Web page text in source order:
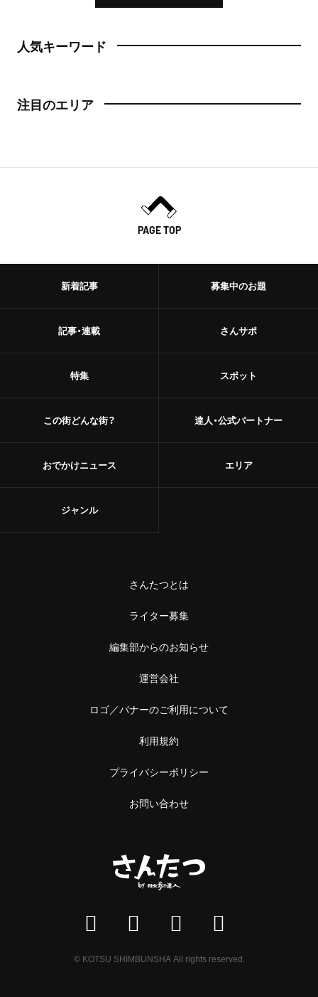
人気キーワード
注目のエリア
PAGE TOP
新着記事
記事・連載
特集
この街どんな街？
おでかけニュース
募集中のお題
さんサポ
スポット
達人・公式パートナー
エリア
ジャンル
さんたつとは
ライター募集
編集部からのお知らせ
運営会社
ロゴ／バナーのご利用について
利用規約
プライバシーポリシー
お問い合わせ
© KOTSU SHIMBUNSHA All rights reserved.